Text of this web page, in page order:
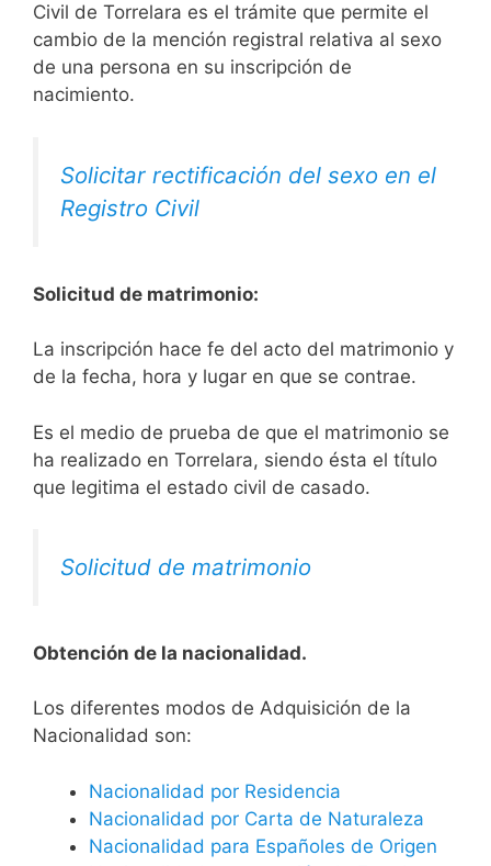
Civil de Torrelara es el trámite que permite el
cambio de la mención registral relativa al sexo
de una persona en su inscripción de
nacimiento.
Solicitar rectificación del sexo en el
Registro Civil
Solicitud de matrimonio:
La inscripción hace fe del acto del matrimonio y
de la fecha, hora y lugar en que se contrae.
Es el medio de prueba de que el matrimonio se
ha realizado en Torrelara, siendo ésta el título
que legitima el estado civil de casado.
Solicitud de matrimonio
Obtención de la nacionalidad.
​​​Los diferentes modos de Adquisición de la
Nacionalidad son:
Nacionalidad por Residencia
Nacionalidad por Carta de Naturaleza
Nacionalidad para Españoles de Origen